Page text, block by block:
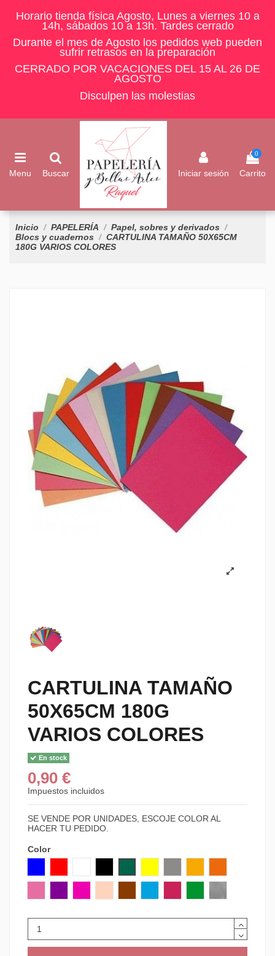
Horario tienda física Agosto, Lunes a viernes 10 a
14h, sábados 10 a 13h. Tardes cerrado
Durante el mes de Agosto los pedidos web pueden
sufrir retrasos en la preparación
CERRADO POR VACACIONES DEL 15 AL 26 DE
AGOSTO
Disculpen las molestias
Menu Buscar Iniciar sesión
0
Carrito
Inicio PAPELERÍA
Papel, sobres y derivados
Blocs y cuadernos
CARTULINA TAMAÑO 50X65CM
180G VARIOS COLORES
CARTULINA TAMAÑO
50X65CM 180G
VARIOS COLORES
En stock
0,90 €
Impuestos incluidos
SE VENDE POR UNIDADES, ESCOJE COLOR AL
HACER TU PEDIDO.
Color